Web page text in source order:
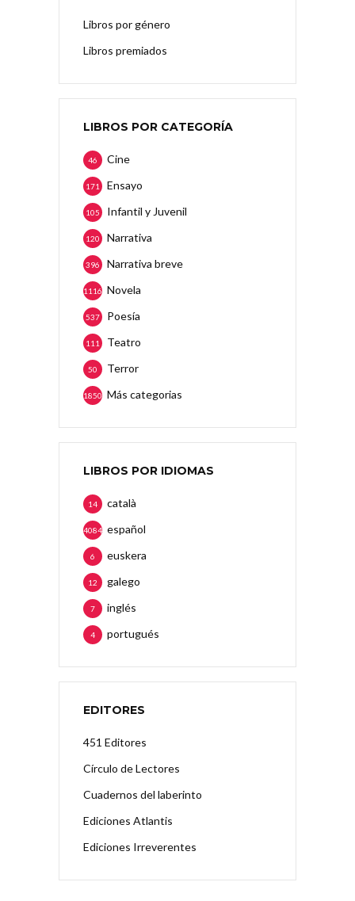
Libros por género
Libros premiados
LIBROS POR CATEGORÍA
Cine
46
Ensayo
171
Infantil y Juvenil
105
Narrativa
120
Narrativa breve
396
Novela
1116
Poesía
537
Teatro
111
Terror
50
Más categorias
1850
LIBROS POR IDIOMAS
català
14
español
4084
euskera
6
galego
12
inglés
7
portugués
4
EDITORES
451 Editores
Círculo de Lectores
Cuadernos del laberinto
Ediciones Atlantis
Ediciones Irreverentes